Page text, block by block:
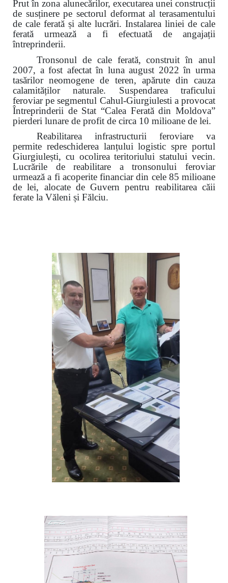
Prut în zona alunecărilor, executarea unei construcții
de susținere pe sectorul deformat al terasamentului
de cale ferată și alte lucrări. Instalarea liniei de cale
ferată urmează a fi efectuată de angajații
întreprinderii.
Tronsonul de cale ferată, construit în anul
2007, a fost afectat în luna august 2022 în urma
tasărilor neomogene de teren, apărute din cauza
calamităților naturale. Suspendarea traficului
feroviar pe segmentul Cahul-Giurgiulesti a provocat
Întreprinderii de Stat “Calea Ferată din Moldova”
pierderi lunare de profit de circa 10 milioane de lei.
Reabilitarea infrastructurii feroviare va
permite redeschiderea lanțului logistic spre portul
Giurgiulești, cu ocolirea teritoriului statului vecin.
Lucrările de reabilitare a tronsonului feroviar
urmează a fi acoperite financiar din cele 85 milioane
de lei, alocate de Guvern pentru reabilitarea căii
ferate la Văleni și Fălciu.